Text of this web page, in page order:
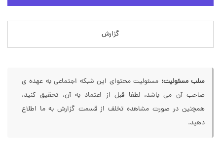
گزارش
سلب مسئولیت: مسئولیت محتوای این شبکه اجتماعی به عهده ی
صاحب آن می باشد، لطفا قبل از اعتماد به آن، تحقیق کنید،
همچنین در صورت مشاهده تخلف از قسمت گزارش به ما اطلاع
دهید.